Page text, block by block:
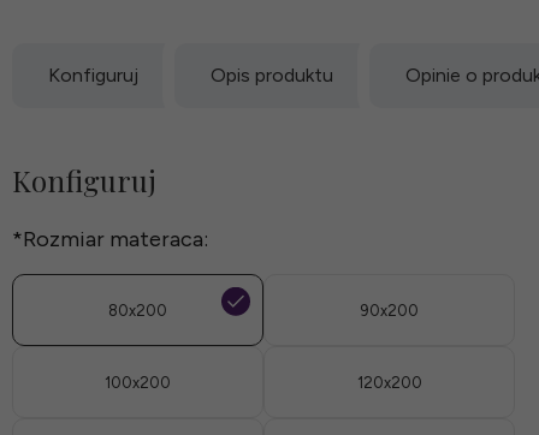
Konfiguruj Opis produktu Opinie o
Konfiguruj
*Rozmiar materaca:
80x200 90x200
100x200 120x200